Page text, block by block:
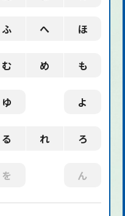
ふ へ ほ
む め も
ゆ よ
る れ ろ
を ん